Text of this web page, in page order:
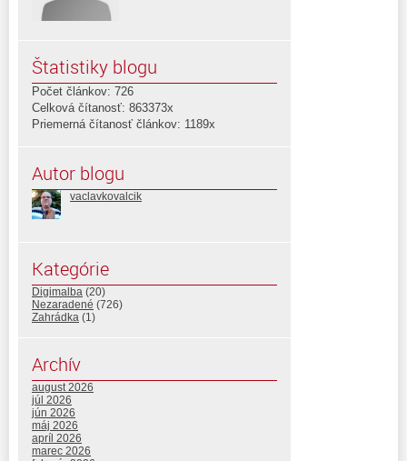
Štatistiky blogu
Počet článkov: 726
Celková čítanosť: 863373x
Priemerná čítanosť článkov: 1189x
Autor blogu
vaclavkovalcik
Kategórie
Digimalba (20)
Nezaradené (726)
Zahrádka (1)
Archív
august 2026
júl 2026
jún 2026
máj 2026
apríl 2026
marec 2026